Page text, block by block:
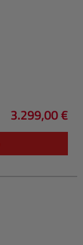
Regulärer
3.299,00 €